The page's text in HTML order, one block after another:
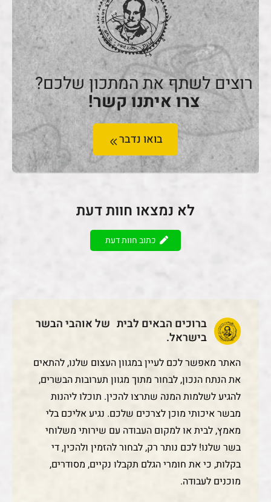
רוצים לשתף את המתכון שלכם?
צרו איתנו קשר!
בואו נדבר
לא נמצאו חוות דעת
כתוב חוות דעת
ברוכים הבאים לבית של אוהבי הבשר
להגיע לשלמות המנה שתרצו להכין. תוכלו ליהנות
מבשר איכותי מוכן לצרכים שלכם. נגיע אליכם בלי
מאמץ, לבית או למקום העבודה עם שירותי משלוחי
בשר שלנו! לכם נותר רק, לבחור להזמין ולהכין, די
בקלות, כי את חומרי הגלם תקבלו נקיים, מסודרים,
מוכנים לעבודה.